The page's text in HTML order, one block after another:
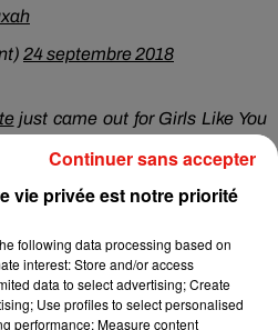
24 septembre 2018
just came out for Girls Like You
came out and KILLED IT in
OlzUJaeJLQ
vie privée est notre priorité
following data processing based on
interest: Store and/or access
data to select advertising; Create
Use profiles to select personalised
performance; Measure content
Continuer sans accepter